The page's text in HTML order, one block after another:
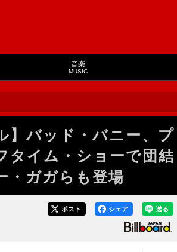
音楽
MUSIC
】バッド・バニー、プ
タイム・ショーで団結
ガガらも登場
送る
シェア
ポスト